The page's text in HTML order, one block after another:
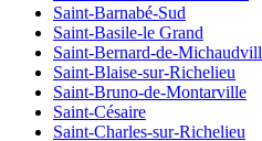
Saint-Barnabé-Sud
Saint-Basile-le Grand
Saint-Bernard-de-
Saint-Blaise-sur-Richelieu
Saint-Bruno-de-Montarville
Saint-Césaire
Saint-Charles-sur-Richelieu